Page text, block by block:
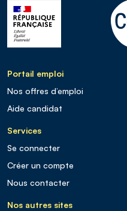
Portail emploi
Nos offres d’emploi
Aide candidat
Services
Se connecter
Créer un compte
Nous contacter
Nos autres sites